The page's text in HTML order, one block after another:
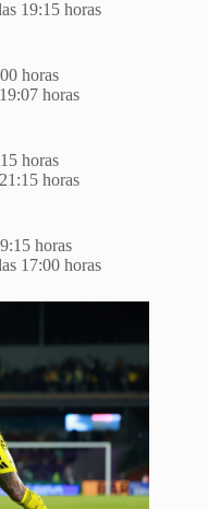
19:15 horas
horas
horas
horas
horas
horas
17:00 horas